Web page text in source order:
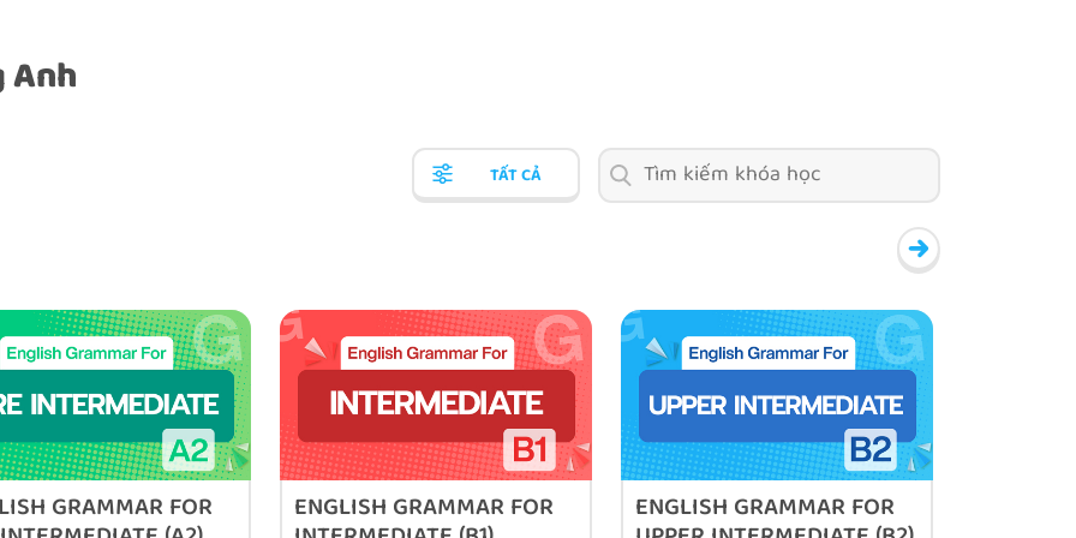
TẤT CẢ
GRAMMAR FOR ENGLISH GRAMMAR FOR ENGLISH GRAMMAR FOR